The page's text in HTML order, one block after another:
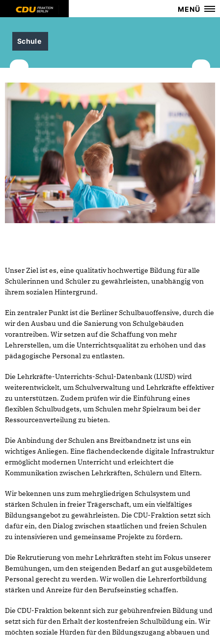
MENÜ
Schule
Unser Ziel ist es, eine qualitativ hochwertige Bildung für alle
Schülerinnen und Schüler zu gewährleisten, unabhängig von
ihrem sozialen Hintergrund.
Ein zentraler Punkt ist die Berliner Schulbauoffensive, durch die
wir den Ausbau und die Sanierung von Schulgebäuden
vorantreiben. Wir setzen auf die Schaffung von mehr
Lehrerstellen, um die Unterrichtsqualität zu erhöhen und das
pädagogische Personal zu entlasten.
Die Lehrkräfte-Unterrichts-Schul-Datenbank (LUSD) wird
weiterentwickelt, um Schulverwaltung und Lehrkräfte effektiver
zu unterstützen. Zudem prüfen wir die Einführung eines
flexiblen Schulbudgets, um Schulen mehr Spielraum bei der
Ressourcenverteilung zu bieten.
Die Anbindung der Schulen ans Breitbandnetz ist uns ein
wichtiges Anliegen. Eine flächendeckende digitale Infrastruktur
ermöglicht modernen Unterricht und erleichtert die
Kommunikation zwischen Lehrkräften, Schülern und Eltern.
Wir bekennen uns zum mehrgliedrigen Schulsystem und
stärken Schulen in freier Trägerschaft, um ein vielfältiges
Bildungsangebot zu gewährleisten. Die CDU-Fraktion setzt sich
dafür ein, den Dialog zwischen staatlichen und freien Schulen
zu intensivieren und gemeinsame Projekte zu fördern.
Die Rekrutierung von mehr Lehrkräften steht im Fokus unserer
Bemühungen, um den steigenden Bedarf an gut ausgebildetem
Personal gerecht zu werden. Wir wollen die Lehrerfortbildung
stärken und Anreize für den Berufseinstieg schaffen.
Die CDU-Fraktion bekennt sich zur gebührenfreien Bildung und
setzt sich für den Erhalt der kostenfreien Schulbildung ein. Wir
möchten soziale Hürden für den Bildungszugang abbauen und